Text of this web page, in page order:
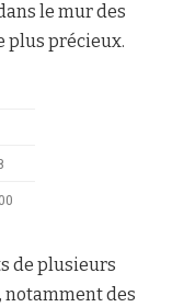
le mur des
plus précieux.
de plusieurs
des